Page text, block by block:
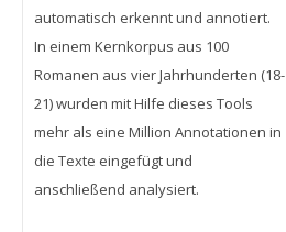
automatisch erkennt und annotiert.
In einem Kernkorpus aus 100
Romanen aus vier Jahrhunderten (18-
21) wurden mit Hilfe dieses Tools
mehr als eine Million Annotationen in
die Texte eingefügt und
anschließend analysiert.